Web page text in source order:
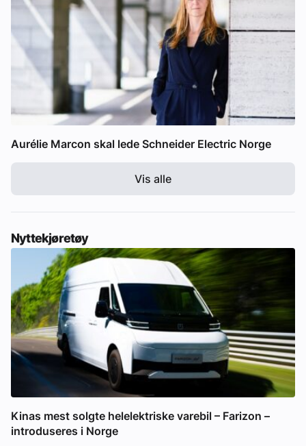
Aurélie Marcon skal lede Schneider Electric Norge
Vis alle
Nyttekjøretøy
Kinas mest solgte helelektriske varebil – Farizon –
introduseres i Norge